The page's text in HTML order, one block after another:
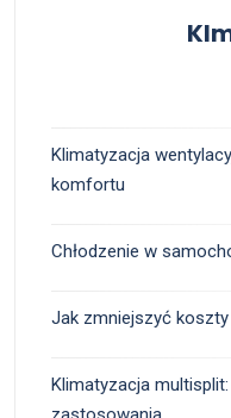
Klimatyzacja
komfortu
Chłodzenie w
Jak zmniejszyć
Klimatyzacja